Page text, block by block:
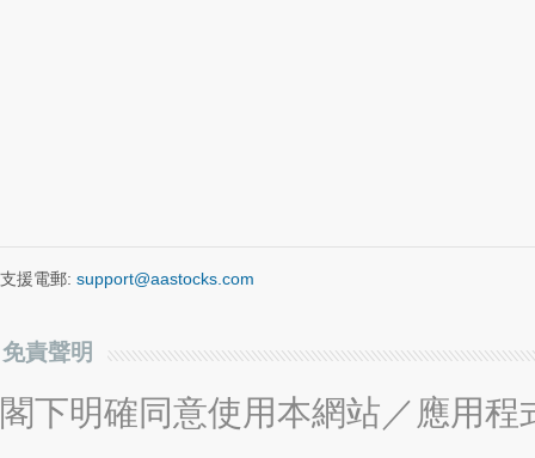
支援電郵: support@aastocks.com
免責聲明
閣下明確同意使用本網站／應用